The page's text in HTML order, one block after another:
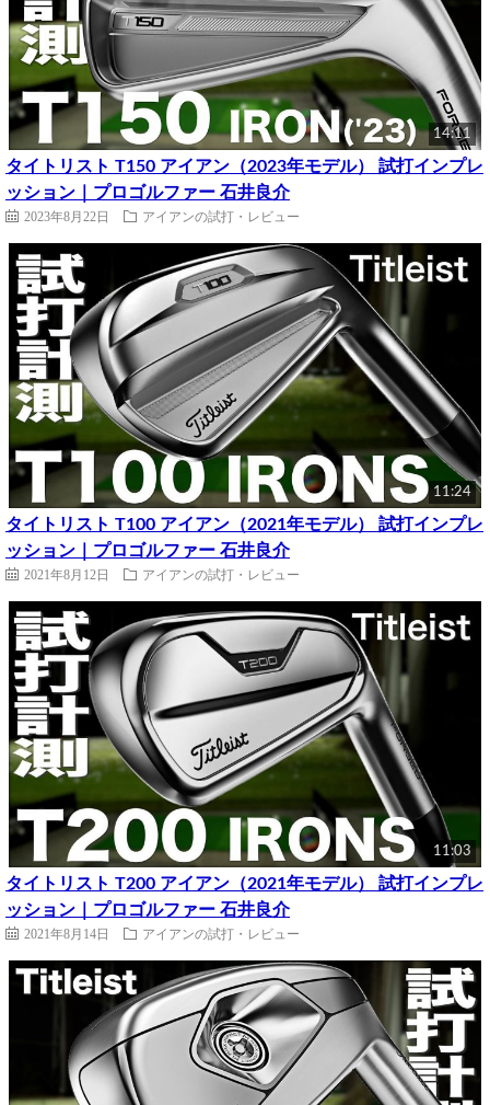
14:11
タイトリスト T150 アイアン（2023年モデル） 試打インプレ
ッション｜プロゴルファー 石井良介
2023年8月22日 アイアンの試打・レビュー
11:24
タイトリスト T100 アイアン（2021年モデル） 試打インプレ
ッション｜プロゴルファー 石井良介
2021年8月12日 アイアンの試打・レビュー
11:03
タイトリスト T200 アイアン（2021年モデル） 試打インプレ
ッション｜プロゴルファー 石井良介
2021年8月14日 アイアンの試打・レビュー